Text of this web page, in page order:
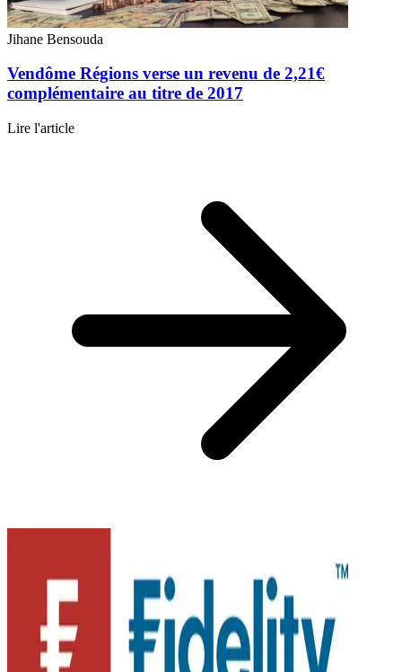
Jihane Bensouda
Vendôme Régions verse un revenu de 2,21€
complémentaire au titre de 2017
Lire l'article